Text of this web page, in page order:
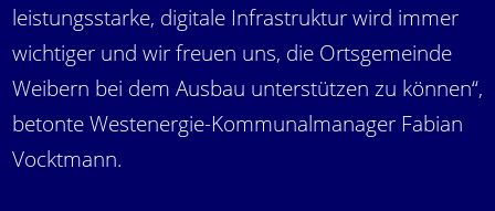
leistungsstarke, digitale Infrastruktur wird immer
wichtiger und wir freuen uns, die Ortsgemeinde
Weibern bei dem Ausbau unterstützen zu können“,
betonte Westenergie-Kommunalmanager Fabian
Vocktmann.